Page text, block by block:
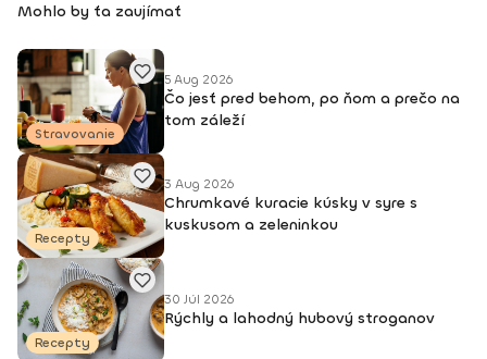
Mohlo by ťa zaujímať
Stravovanie
5 Aug 2026
Čo jesť pred behom, po ňom a prečo na
tom záleží
Recepty
3 Aug 2026
Chrumkavé kuracie kúsky v syre s
kuskusom a zeleninkou
Recepty
30 Júl 2026
Rýchly a lahodný hubový stroganov